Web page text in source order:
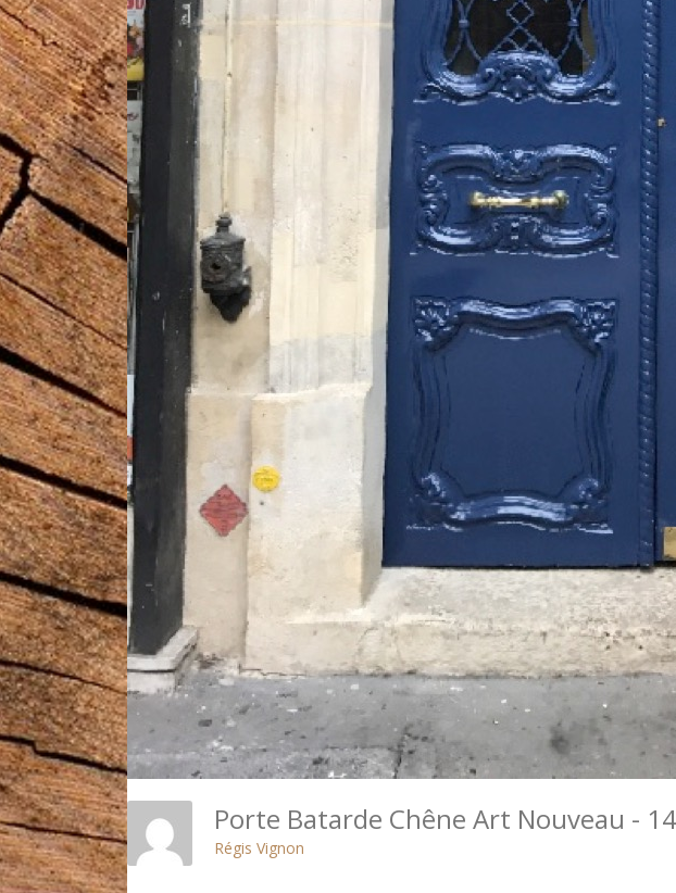
Porte Batarde Chêne Art Nouveau -
Régis Vignon